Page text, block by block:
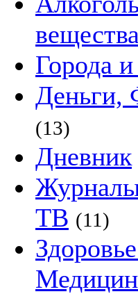
вещества
Города
Деньги,
(13)
Дневник
ТВ (11)